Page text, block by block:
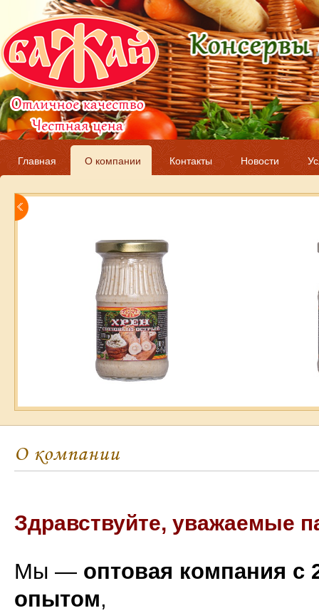
Главная О компании Контакты Новости
О компании
Здравствуйте, уважаемые
Мы — оптовая компания с
опытом,